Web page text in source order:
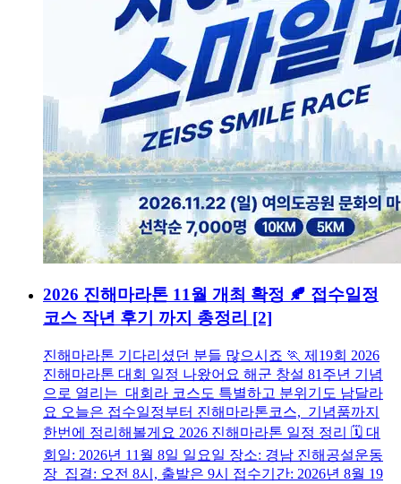
2026 진해마라톤 11월 개최 확정 🍂 접수일정
코스 작년 후기 까지 총정리 [2]
진해마라톤 기다리셨던 분들 많으시죠 🏃 제19회 2026
진해마라톤 대회 일정 나왔어요 해군 창설 81주년 기념
으로 열리는 대회라 코스도 특별하고 분위기도 남달라
요 오늘은 접수일정부터 진해마라톤코스, 기념품까지
한번에 정리해볼게요 2026 진해마라톤 일정 정리 🗓️ 대
회일: 2026년 11월 8일 일요일 장소: 경남 진해공설운동
장 집결: 오전 8시, 출발은 9시 접수기간: 2026년 8월 19